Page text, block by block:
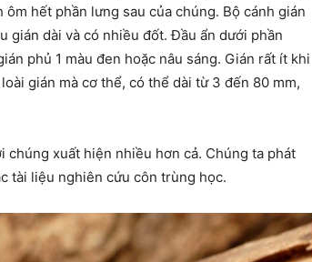
hết phần lưng sau của chúng. Bộ cánh gián
gián dài và có nhiều đốt. Đầu ẩn dưới phần
phủ 1 màu đen hoặc nâu sáng. Gián rất ít khi
gián mà cơ thể, có thể dài từ 3 đến 80 mm,
chúng xuất hiện nhiều hơn cả. Chúng ta phát
tài liệu nghiên cứu côn trùng học.